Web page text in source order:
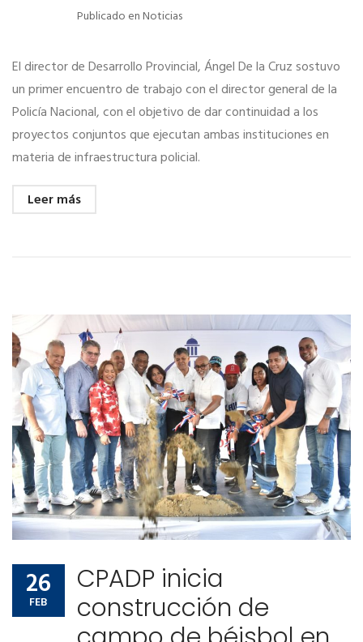
Publicado enNoticias
El director de Desarrollo Provincial, Ángel De la Cruz sostuvo
un primer encuentro de trabajo con el director general de la
Policía Nacional, con el objetivo de dar continuidad a los
proyectos conjuntos que ejecutan ambas instituciones en
materia de infraestructura policial.
Leer más
26
FEB
CPADP inicia
construcción de